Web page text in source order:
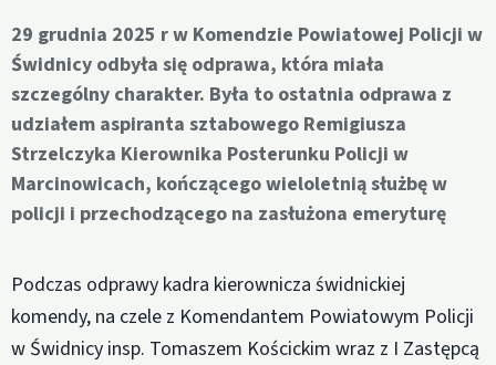
29 grudnia 2025 r w Komendzie Powiatowej Policji w
Świdnicy odbyła się odprawa, która miała
szczególny charakter. Była to ostatnia odprawa z
udziałem aspiranta sztabowego Remigiusza
Strzelczyka Kierownika Posterunku Policji w
Marcinowicach, kończącego wieloletnią służbę w
policji i przechodzącego na zasłużona emeryturę
Podczas odprawy kadra kierownicza świdnickiej
komendy, na czele z Komendantem Powiatowym Policji
w Świdnicy insp. Tomaszem Kościckim wraz z I Zastępcą